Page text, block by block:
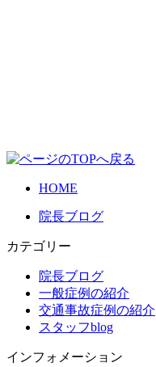
HOME
院長ブログ
カテゴリー
院長ブログ
一般症例の紹介
交通事故症例の紹介
スタッフblog
インフォメーション